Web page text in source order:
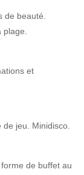
de beauté.
et
jeu. Minidisco.
de buffet au